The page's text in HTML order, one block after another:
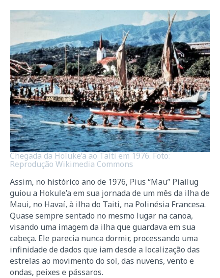
Chegada da Holuke’a ao Taiti em 1976. Foto:
Reprodução Wikimedia Commons
Assim, no histórico ano de 1976, Pius “Mau” Piailug
guiou a Hokule’a em sua jornada de um mês da ilha de
Maui, no Havaí, à ilha do Taiti, na Polinésia Francesa.
Quase sempre sentado no mesmo lugar na canoa,
visando uma imagem da ilha que guardava em sua
cabeça. Ele parecia nunca dormir, processando uma
infinidade de dados que iam desde a localização das
estrelas ao movimento do sol, das nuvens, vento e
ondas, peixes e pássaros.